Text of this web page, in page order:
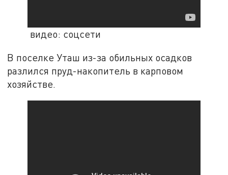
видео: соцсети
В поселке Уташ из-за обильных осадков
разлился пруд-накопитель в карповом
хозяйстве.